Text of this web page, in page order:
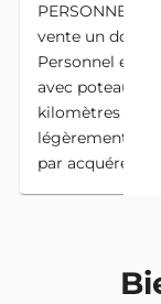
PERSONNEL A
vente un
Personnel en
avec poteaux
kilomètres du
légèrement
par acquéreur 5%